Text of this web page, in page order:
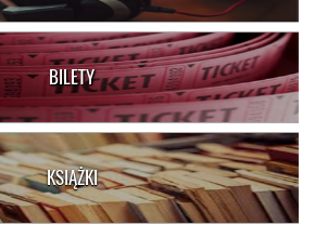
BILETY
KSIĄŻKI